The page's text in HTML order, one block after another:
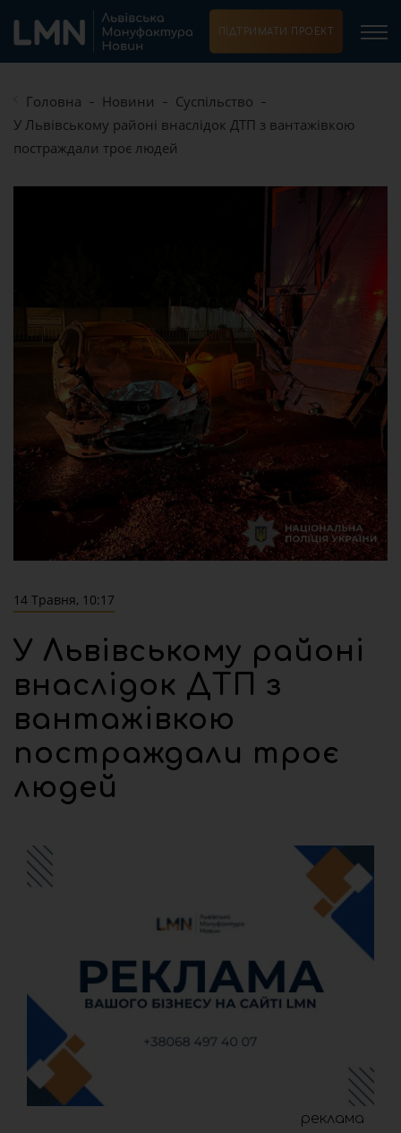
ПІДТРИМАТИ ПРОЕКТ
Головна Новини
Суспільство
У Львівському районі внаслідок ДТП з вантажівкою
постраждали троє людей
14 Травня, 10:17
У Львівському районі
внаслідок ДТП з
вантажівкою
постраждали троє
людей
реклама